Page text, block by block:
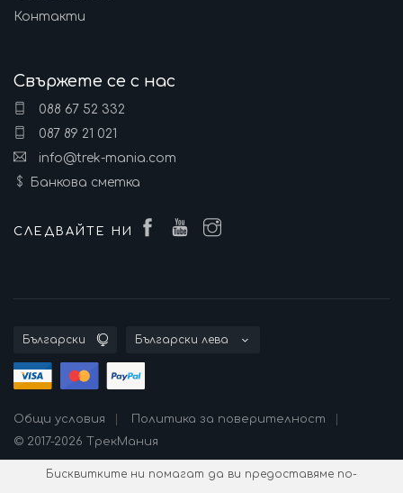
Контакти
Свържете се с нас
088 67 52 332
087 89 21 021
info@trek-mania.com
Банкова сметка
СЛЕДВАЙТЕ НИ
Общи условия
Политика за поверителност
© 2017-2026 ТрекМания
Бисквитките ни помагат да ви предоставяме по-